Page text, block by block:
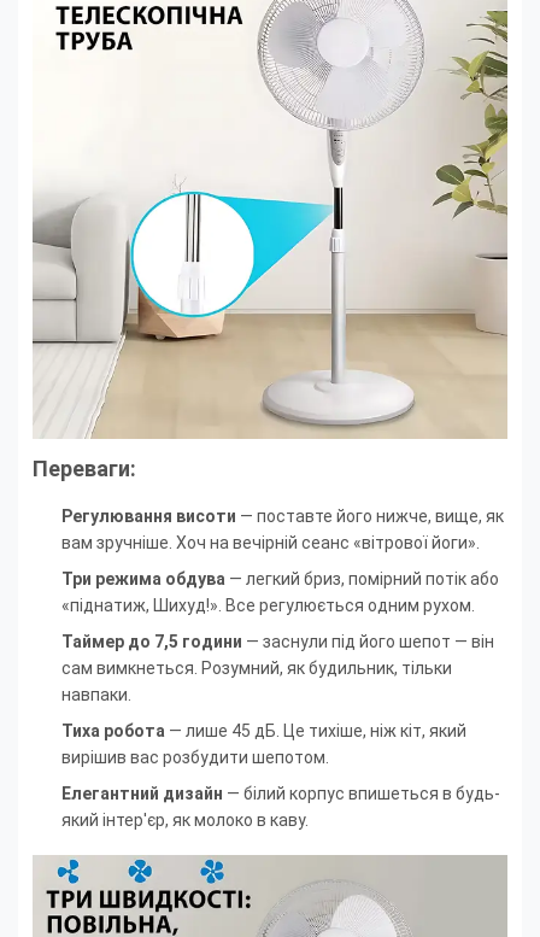
Переваги:
Регулювання висоти — поставте його нижче, вище, як
вам зручніше. Хоч на вечірній сеанс «вітрової йоги».
Три режима обдува — легкий бриз, помірний потік або
«піднатиж, Шихуд!». Все регулюється одним рухом.
Таймер до 7,5 години — заснули під його шепот — він
сам вимкнеться. Розумний, як будильник, тільки
навпаки.
Тиха робота — лише 45 дБ. Це тихіше, ніж кіт, який
вирішив вас розбудити шепотом.
Елегантний дизайн — білий корпус впишеться в будь-
який інтер'єр, як молоко в каву.